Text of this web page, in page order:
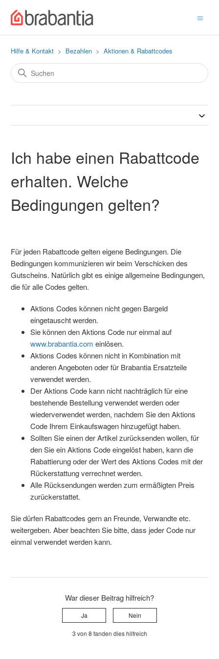
Hilfe & Kontakt Bezahlen Aktionen & Rabattcodes
Ich habe einen Rabattcode
erhalten. Welche
Bedingungen gelten?
Für jeden Rabattcode gelten eigene Bedingungen. Die
Bedingungen kommunizieren wir beim Verschicken des
Gutscheins. Natürlich gibt es einige allgemeine Bedingungen,
die für alle Codes gelten.
Aktions Codes können nicht gegen Bargeld
eingetauscht werden.
Sie können den Aktions Code nur einmal auf
www.brabantia.com einlösen.
Aktions Codes können nicht in Kombination mit
anderen Angeboten oder für Brabantia Ersatzteile
verwendet werden.
Der Aktions Code kann nicht nachträglich für eine
bestehende Bestellung verwendet werden oder
wiederverwendet werden, nachdem Sie den Aktions
Code Ihrem Einkaufswagen hinzugefügt haben.
Sollten Sie einen der Artikel zurücksenden wollen, für
den Sie ein Aktions Code eingelöst haben, kann die
Rabattierung oder der Wert des Aktions Codes mit der
Rückerstattung verrechnet werden.
Alle Rücksendungen werden zum ermäßigten Preis
zurückerstattet.
Sie dürfen Rabattcodes gern an Freunde, Verwandte etc.
weitergeben. Aber beachten Sie bitte, dass jeder Code nur
einmal verwendet werden kann.
War dieser Beitrag hilfreich?
Ja Nein
3 von 8 fanden dies hilfreich